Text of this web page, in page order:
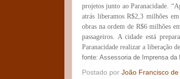
projetos junto ao Paranacidade.
atrás liberamos R$2,3 milhões
obras na ordem de R$6 milhões
passageiros. A cidade está
Paranacidade realizar a liberação
fonte: Assessoria de Imprensa da
Postado por João Francisco de